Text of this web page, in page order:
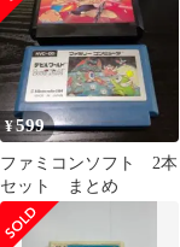
¥599
ファミコンソフト 2本
セット まとめ